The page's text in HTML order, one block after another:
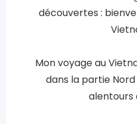
découvertes :
Mon voyage au
dans la partie
alentours